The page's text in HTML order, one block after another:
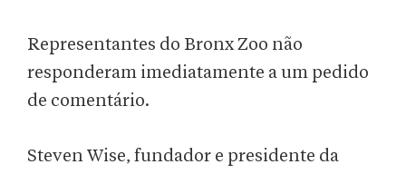
Representantes do Bronx Zoo não
responderam imediatamente a um pedido
de comentário.
Steven Wise, fundador e presidente da